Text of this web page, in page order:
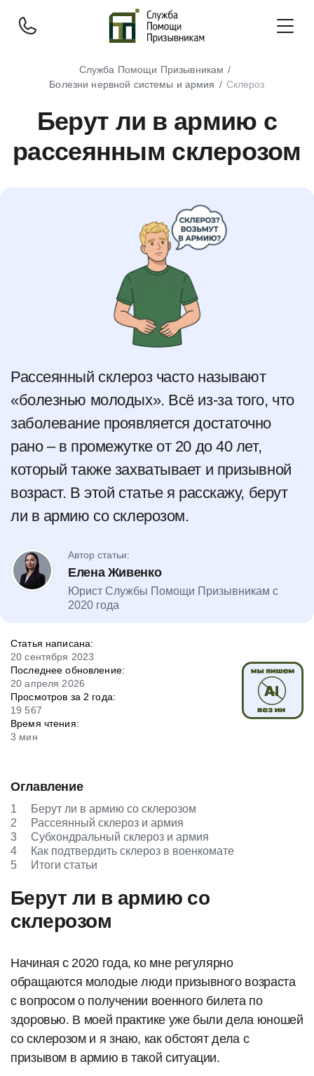
Служба Помощи Призывникам
Болезни нервной системы и армия
Склероз
Берут ли в армию с
рассеянным склерозом
Рассеянный склероз часто называют
«болезнью молодых». Всё из-за того, что
заболевание проявляется достаточно
рано – в промежутке от 20 до 40 лет,
который также захватывает и призывной
возраст. В этой статье я расскажу, берут
ли в армию со склерозом.
Автор статьи:
Елена Живенко
Юрист Службы Помощи Призывникам с
2020 года
Статья написана:
20 сентября 2023
Последнее обновление:
20 апреля 2026
Просмотров за 2 года:
19 567
Время чтения:
3 мин
Оглавление
1
Берут ли в армию со склерозом
2
Рассеянный склероз и армия
3
Субхондральный склероз и армия
4
Как подтвердить склероз в военкомате
5
Итоги статьи
Берут ли в армию со
склерозом
Начиная с 2020 года, ко мне регулярно
обращаются молодые люди призывного возраста
с вопросом о получении военного билета по
здоровью. В моей практике уже были дела юношей
со склерозом и я знаю, как обстоят дела с
призывом в армию в такой ситуации.